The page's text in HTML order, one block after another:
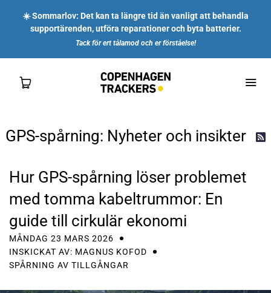
☀️ Sommarlov: Det kan ta längre tid än vanligt att behandla
supportärenden, utföra reparationer och byta batterier.
Tack för ert tålamod och er förståelse!
FÖR DIG
FÖR FÖRETAG
OM OSS
GPS-spårning: Nyheter och insikter 
Hur GPS-spårning löser problemet
med tomma kabeltrummor: En
guide till cirkulär ekonomi
MÅNDAG 23 MARS 2026
INSKICKAT AV: MAGNUS KOFOD
SPÅRNING AV TILLGÅNGAR